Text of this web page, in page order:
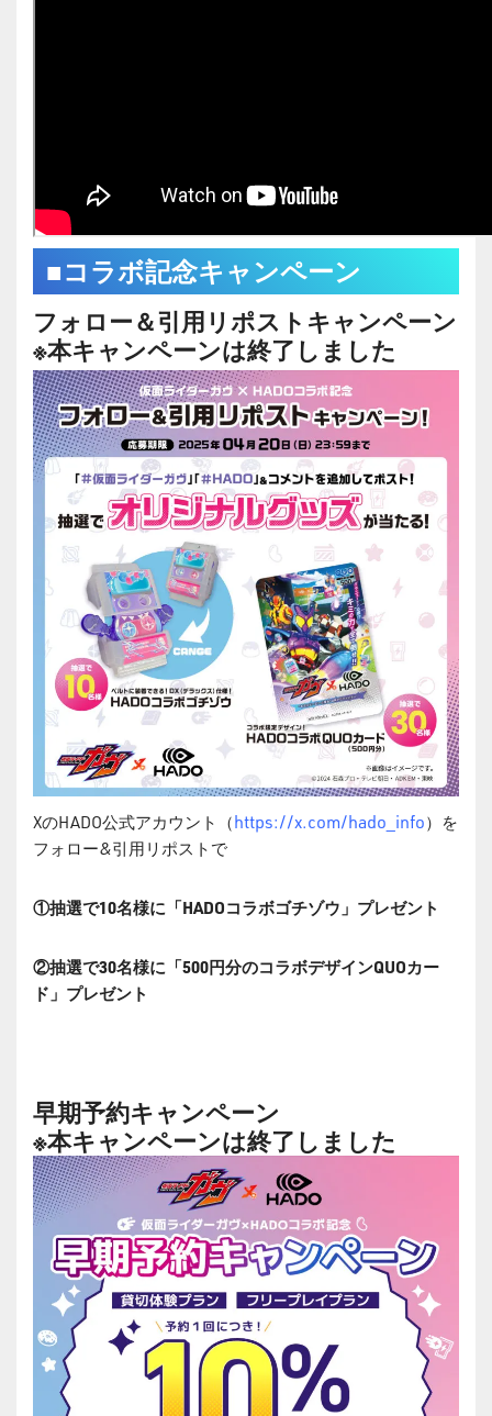
■コラボ記念キャンペーン
フォロー＆引用リポストキャンペーン
※本キャンペーンは終了しました
XのHADO公式アカウント（https://x.com/hado_info）を
フォロー&引用リポストで
①抽選で10名様に「HADOコラボゴチゾウ」プレゼント
②抽選で30名様に「500円分のコラボデザインQUOカー
ド」プレゼント
早期予約キャンペーン
※本キャンペーンは終了しました